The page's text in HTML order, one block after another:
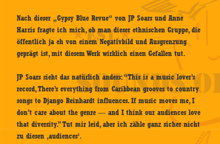
Nach dieser „Gypsy Blue Revue“ von JP Soars und Anne
Harris fragte ich mich, ob man dieser ethnischen Gruppe, die
öffentlich ja eh von einem Negativbild und Ausgrenzung
geprägt ist, mit diesem Werk wirklich einen Gefallen tut.
JP Soars sieht das natürlich anders: “This is a music lover’s
record, There’s everything from Caribbean grooves to country
songs to Django Reinhardt influences. If music moves me, I
don’t care about the genre — and I think our audiences love
that diversity.” Tut mir leid, aber ich zähle ganz sicher nicht
zu diesen ‚audiences‘.